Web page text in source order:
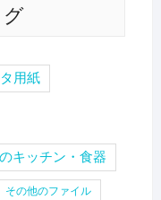
用紙
キッチン・食器
その他のファイル